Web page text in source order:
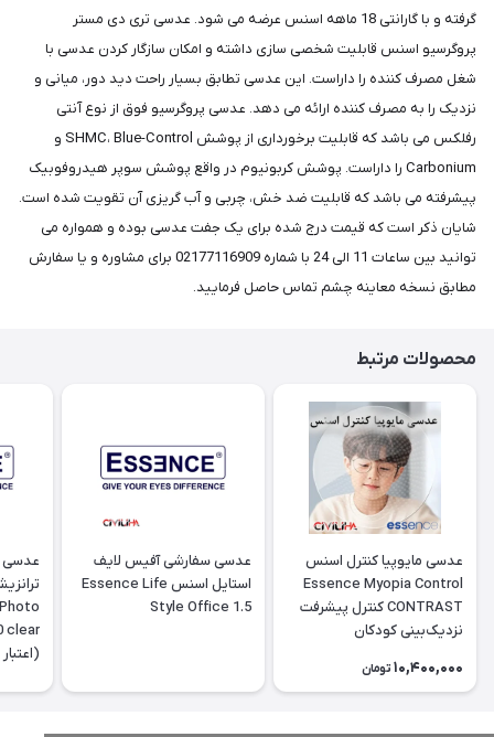
گرفته و با گارانتی 18 ماهه اسنس عرضه می شود. عدسی تری دی مستر
پروگرسیو اسنس قابلیت شخصی سازی داشته و امکان سازگار کردن عدسی با
شغل مصرف کننده را داراست. این عدسی تطابق بسیار راحت دید دور، میانی و
نزدیک را به مصرف کننده ارائه می دهد. عدسی پروگرسیو فوق از نوع آنتی
رفلکس می باشد که قابلیت برخورداری از پوشش SHMC، Blue-Control و
Carbonium را داراست. پوشش کربونیوم در واقع پوشش سوپر هیدروفوبیک
پیشرفته می باشد که قابلیت ضد خش، چربی و آب گریزی آن تقویت شده است.
شایان ذکر است که قیمت درج شده برای یک جفت عدسی بوده و همواره می
توانید بین ساعات 11 الی 24 با شماره 02177116909 برای مشاوره و یا سفارش
مطابق نسخه معاینه چشم تماس حاصل فرمایید.
محصولات مرتبط
عدسی مایوپیا کنترل اسنس
Essence Myopia Control
CONTRAST کنترل پیشرفت
نزدیک‌بینی کودکان
10,400,000 تومان
عدسی سفارشی آفیس لایف
استایل اسنس Essence Life
Style Office 1.5
عدسی